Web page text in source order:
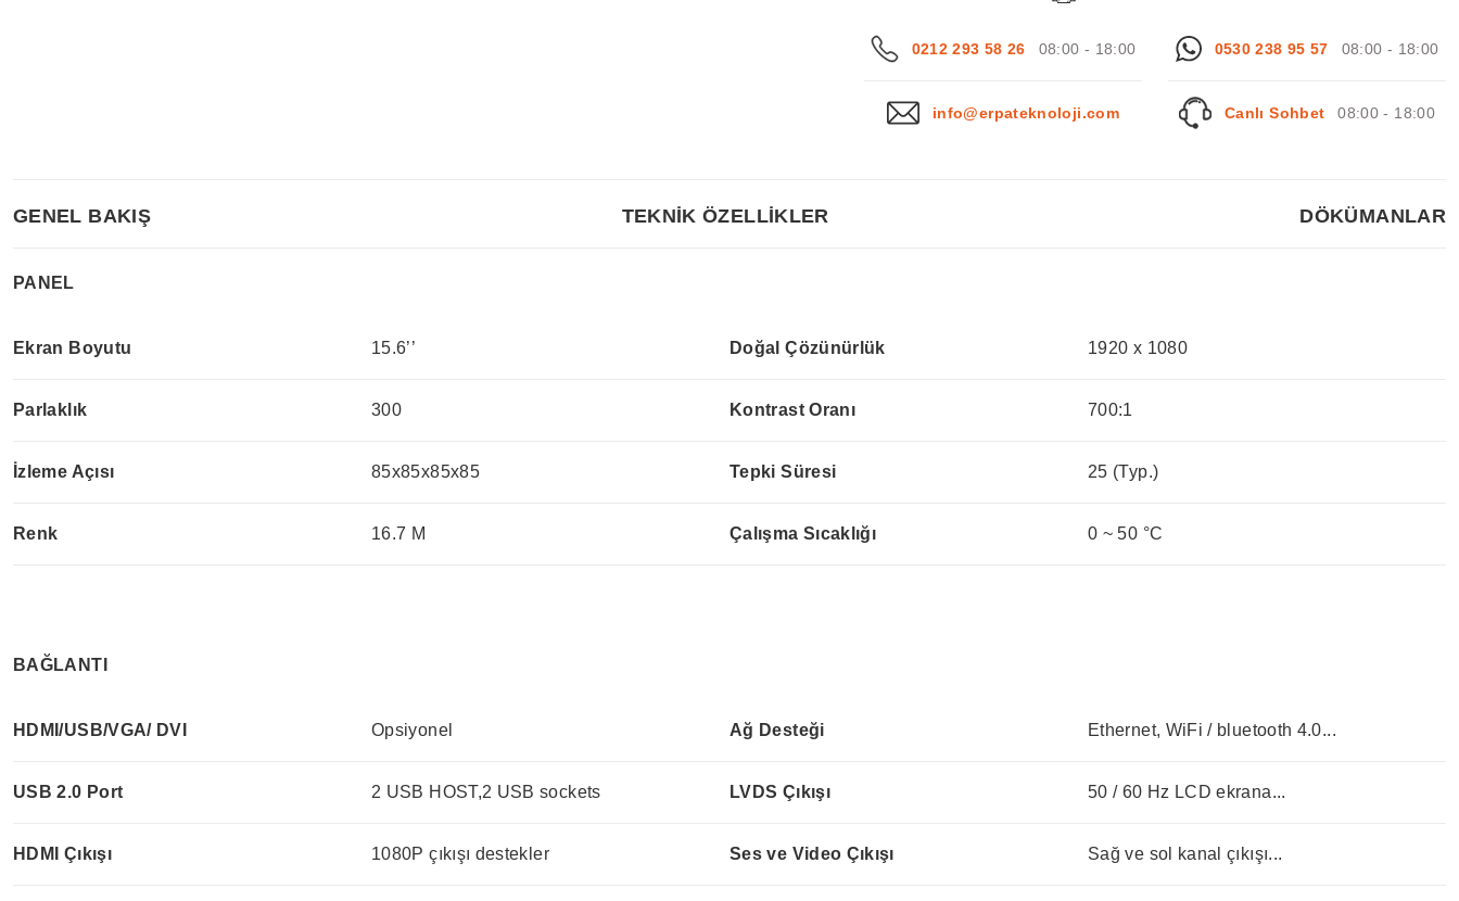
0212 293 58 26 08:00 - 18:00 0530 238 95 57 08:00 - 18:00
info@erpateknoloji.com Canlı Sohbet 08:00 - 18:00
GENEL BAKIŞ TEKNİK ÖZELLİKLER DÖKÜMANLAR
PANEL
Ekran Boyutu 15.6’’ Doğal Çözünürlük 1920 x 1080
Parlaklık 300 Kontrast Oranı 700:1
İzleme Açısı 85x85x85x85 Tepki Süresi 25 (Typ.)
Renk 16.7 M Çalışma Sıcaklığı 0 ~ 50 °C
BAĞLANTI
HDMI/USB/VGA/ DVI Opsiyonel Ağ Desteği Ethernet, WiFi / bluetooth 4.0...
USB 2.0 Port 2 USB HOST,2 USB sockets LVDS Çıkışı 50 / 60 Hz LCD ekrana...
HDMI Çıkışı 1080P çıkışı destekler Ses ve Video Çıkışı Sağ ve sol kanal çıkışı...